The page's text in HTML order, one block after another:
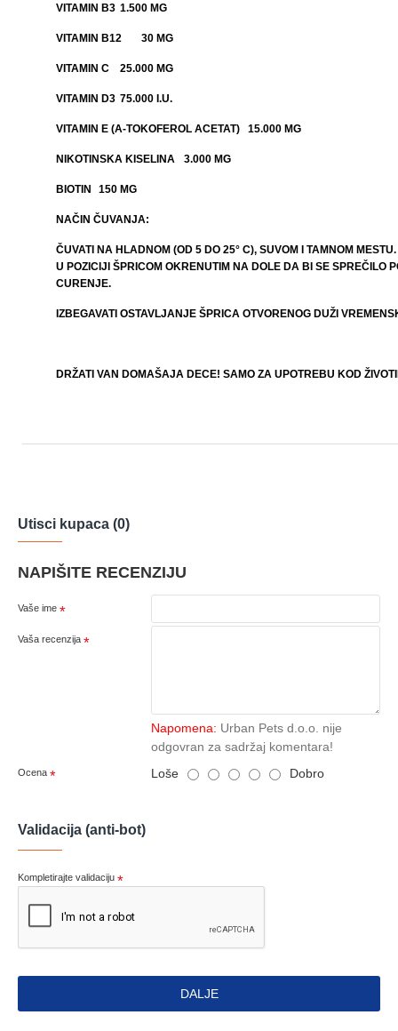
VITAMIN B3 1.500 MG
VITAMIN B12 30 ΜG
VITAMIN C 25.000 MG
VITAMIN D3 75.000 I.U.
VITAMIN E (Α-TOKOFEROL ACETAT) 15.000 MG
NIKOTINSKA KISELINA 3.000 MG
BIOTIN 150 MG
NAČIN ČUVANJA:
ČUVATI NA HLADNOM (OD 5 DO 25° C), SUVOM I TAMNOM
U POZICIJI ŠPRICOM OKRENUTIM NA DOLE DA BI SE SPREČILO
CURENJE.
IZBEGAVATI OSTAVLJANJE ŠPRICA OTVORENOG DUŽI
DRŽATI VAN DOMAŠAJA DECE! SAMO ZA UPOTREBU KOD
Utisci kupaca (0)
NAPIŠITE RECENZIJU
Vaše ime
Vaša recenzija
Napomena: Urban Pets d.o.o. nije
odgovran za sadržaj komentara!
Ocena Loše Dobro
Validacija (anti-bot)
Kompletirajte validaciju
DALJE